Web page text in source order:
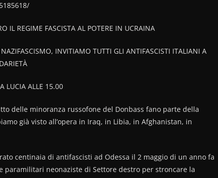
IL REGIME FASCISTA AL POTERE IN UCRAINA
INVITIAMO TUTTI GLI ANTIFASCISTI ITALIANI A
LUCIA ALLE 15.00
delle minoranza russofone del Donbass fano parte della
già visto all’opera in Iraq, in Libia, in Afghanistan, in
centinaia di antifascisti ad Odessa il 2 maggio di un anno fa
paramilitari neonaziste di Settore destro per stroncare la